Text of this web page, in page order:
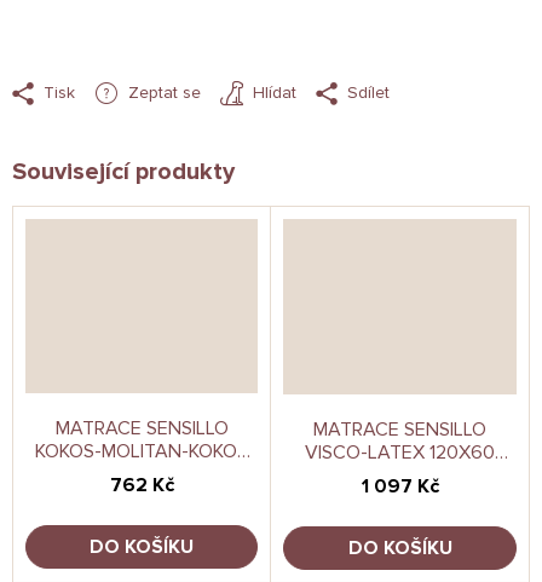
Tisk Zeptat se Hlídat Sdílet
Související produkty
MATRACE SENSILLO
KOKOS-MOLITAN-KOKOS
LUXE 120X60CM
762 Kč
DO KOŠÍKU
MATRACE SENSILLO
VISCO-LATEX 120X60
CASHMERE
1 097 Kč
DO KOŠÍKU